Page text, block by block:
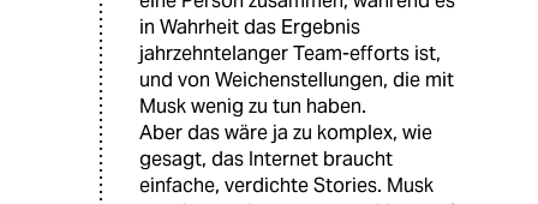
in Wahrheit das Ergebnis
jahrzehntelanger Team-efforts ist,
und von Weichenstellungen, die mit
Musk wenig zu tun haben.
Aber das wäre ja zu komplex, wie
gesagt, das Internet braucht
einfache, verdichte Stories. Musk